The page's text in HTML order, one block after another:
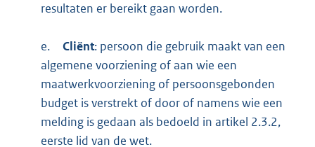
resultaten er bereikt gaan worden.
e. Cliënt: persoon die gebruik maakt van een
algemene voorziening of aan wie een
maatwerkvoorziening of persoonsgebonden
budget is verstrekt of door of namens wie een
melding is gedaan als bedoeld in artikel 2.3.2,
eerste lid van de wet.